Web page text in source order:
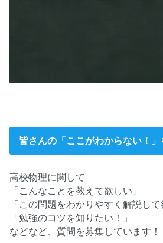
皆さんの「ここがわからない！」
高校物理に関して
「こんなことを教えて欲しい」
「この問題をわかりやすく解説して
「勉強のコツを知りたい！」
などなど、質問を募集しています！